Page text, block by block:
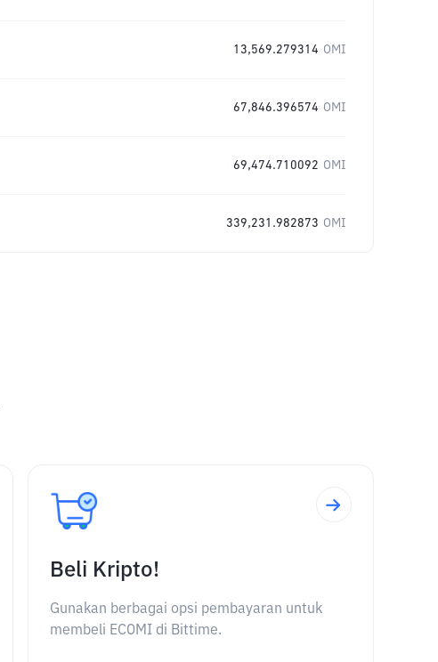
13,569.279314 OMI
67,846.396574 OMI
69,474.710092 OMI
339,231.982873 OMI
Beli Kripto!
Gunakan berbagai opsi pembayaran untuk
membeli ECOMI di Bittime.